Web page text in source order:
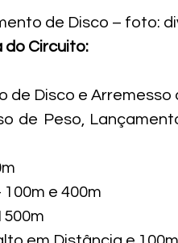
de Disco – foto:
do Circuito:
de Disco e Arremesso
de Peso,
100m e 400m